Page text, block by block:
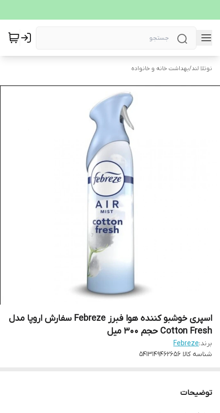
نوتلا لند/بهداشت خانه و خانواده
اسپری خوشبو کننده هوا فبرز Febreze سفارش اروپا مدل
Cotton Fresh حجم 300 میل
برند:Febreze
شناسه کالا 5413149462656
توضیحات